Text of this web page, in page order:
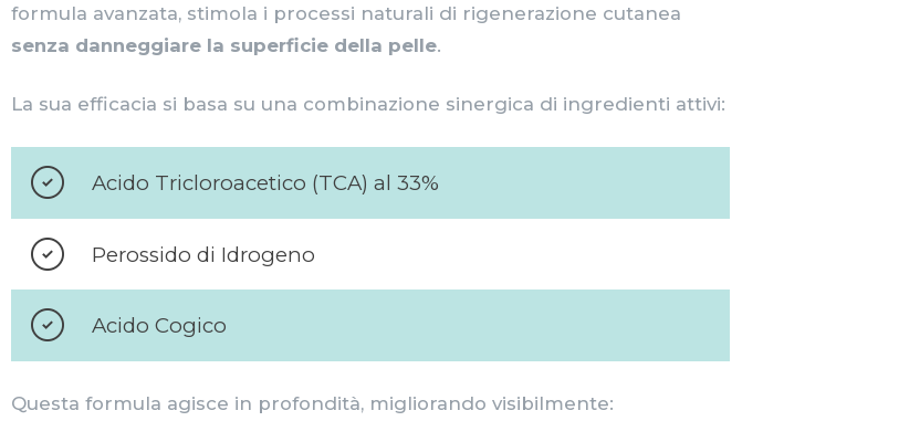
formula avanzata, stimola i processi naturali di rigenerazione cutanea
senza danneggiare la superficie della pelle.
La sua efficacia si basa su una combinazione sinergica di ingredienti attivi:
Acido Tricloroacetico (TCA) al 33%
Perossido di Idrogeno
Acido Cogico
Questa formula agisce in profondità, migliorando visibilmente: